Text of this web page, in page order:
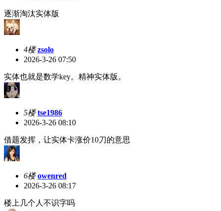
逐渐淘汰实体版
4楼 zsolo
2026-3-26 07:50
实体也就是数学key。精神实体版。
5楼 tse1986
2026-3-26 08:10
借题发挥，让实体卡涨价10刀的意思
6楼 owenred
2026-3-26 08:17
楼上几个人不识字吗